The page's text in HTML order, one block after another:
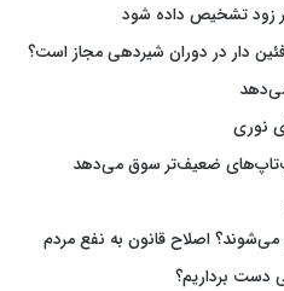
زود تشخیص داده شود
دار در دوران شیردهی مجاز است؟
نوری
ضعیف‌تر سوق می‌دهد
می‌شوند؟ اصلاح قانون به نفع مردم
دست برداریم؟